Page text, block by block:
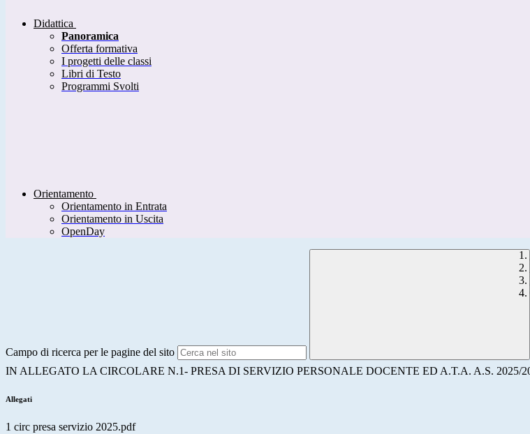
Didattica
Panoramica
Offerta formativa
I progetti delle classi
Libri di Testo
Programmi Svolti
Orientamento
Orientamento in Entrata
Orientamento in Uscita
OpenDay
Campo di ricerca per le pagine del sito
IN ALLEGATO LA CIRCOLARE N.1- PRESA DI SERVIZIO PERSONALE DOCENTE ED A.T.A. A.S.
Allegati
1 circ presa servizio 2025.pdf